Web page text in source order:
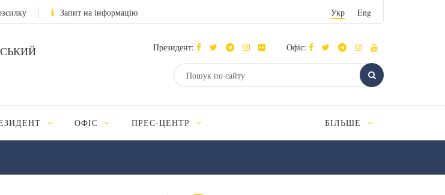
Запит на інформацію Укр Eng
Президент: Офіс:
ОФІС ПРЕС-ЦЕНТР БІЛЬШЕ